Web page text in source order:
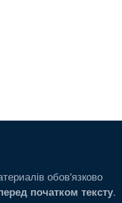
обов'язково
початком тексту.